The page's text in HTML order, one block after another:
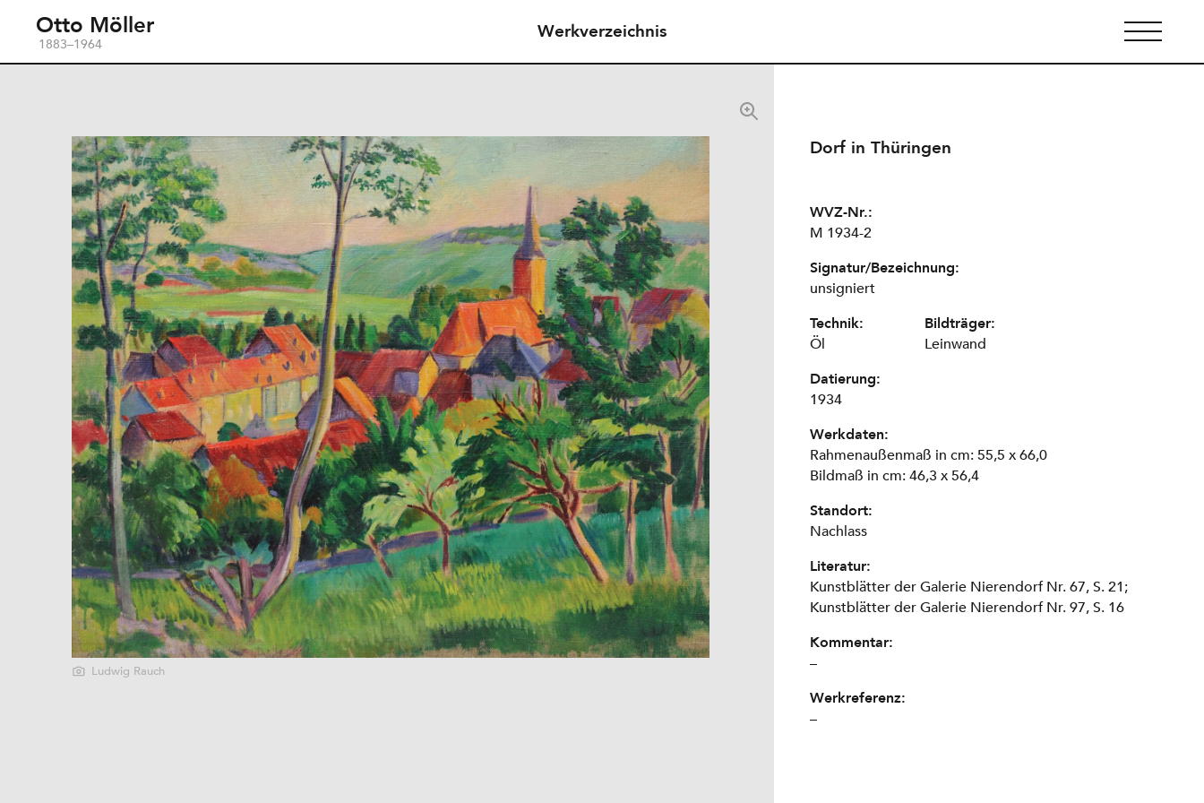
Otto Möller
1883–1964
Werkverzeichnis
Ludwig Rauch
Dorf in Thüringen
WVZ-Nr.:
M 1934-2
Signatur/Bezeichnung:
unsigniert
Technik:
Öl
Bildträger:
Leinwand
Datierung:
1934
Werkdaten:
Rahmenaußenmaß in cm: 55,5 x 66,0
Bildmaß in cm: 46,3 x 56,4
Standort:
Nachlass
Literatur:
Kunstblätter der Galerie Nierendorf Nr. 67, S. 21;
Kunstblätter der Galerie Nierendorf Nr. 97, S. 16
Kommentar:
–
Werkreferenz:
–